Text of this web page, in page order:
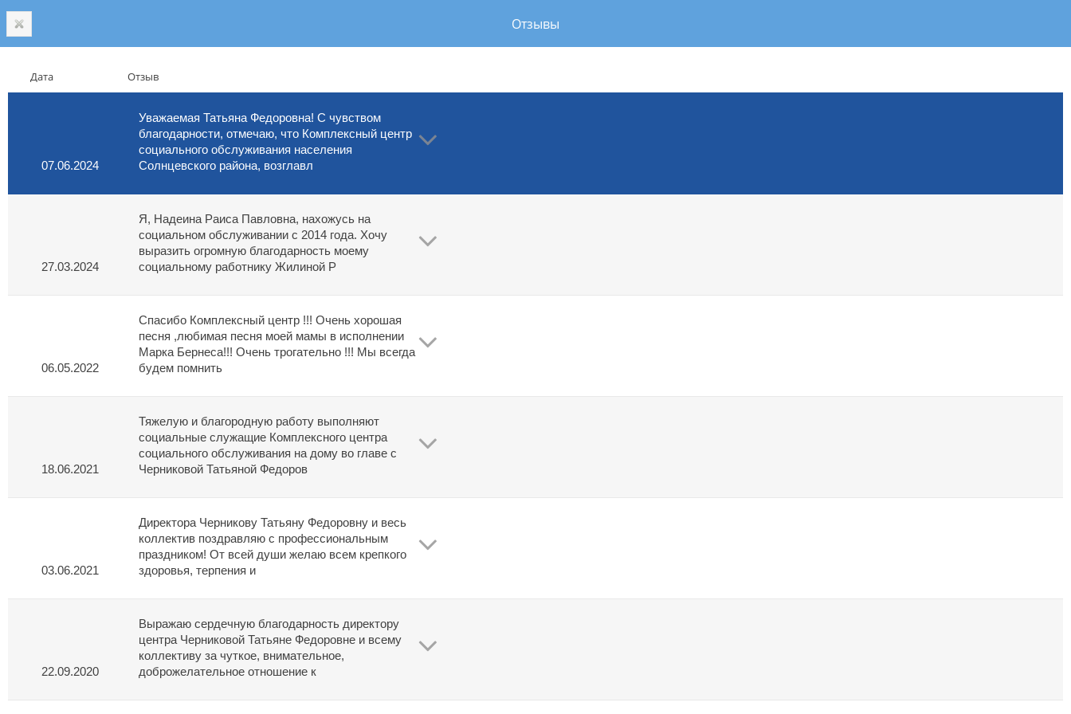
Отзывы
Дата Отзыв
07.06.2024
Уважаемая Татьяна Федоровна! С чувством
благодарности, отмечаю, что Комплексный центр
социального обслуживания населения
Солнцевского района, возглавл
27.03.2024
Я, Надеина Раиса Павловна, нахожусь на
социальном обслуживании с 2014 года. Хочу
выразить огромную благодарность моему
социальному работнику Жилиной Р
06.05.2022
Спасибо Комплексный центр !!! Очень хорошая
песня ,любимая песня моей мамы в исполнении
Марка Бернеса!!! Очень трогательно !!! Мы всегда
будем помнить
18.06.2021
Тяжелую и благородную работу выполняют
социальные служащие Комплексного центра
социального обслуживания на дому во главе с
Черниковой Татьяной Федоров
03.06.2021
Директора Черникову Татьяну Федоровну и весь
коллектив поздравляю с профессиональным
праздником! От всей души желаю всем крепкого
здоровья, терпения и
22.09.2020
Выражаю сердечную благодарность директору
центра Черниковой Татьяне Федоровне и всему
коллективу за чуткое, внимательное,
доброжелательное отношение к